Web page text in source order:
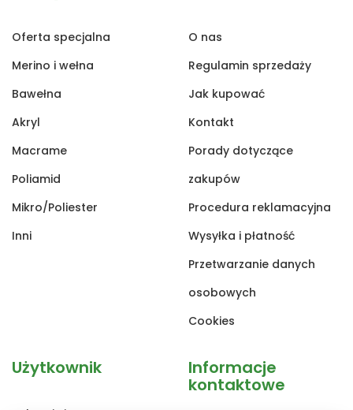
Oferta specjalna
Merino i wełna
Bawełna
Akryl
Macrame
Poliamid
Mikro/Poliester
Inni
O nas
Regulamin sprzedaży
Jak kupować
Kontakt
Porady dotyczące
zakupów
Procedura reklamacyjna
Wysyłka i płatność
Przetwarzanie danych
osobowych
Cookies
Użytkownik Informacje
kontaktowe